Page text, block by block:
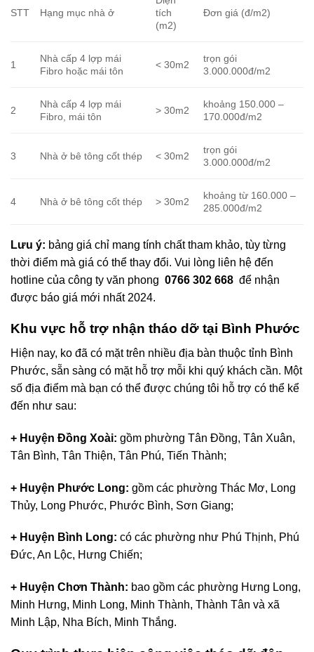
STT Hạng mục nhà ở
Diện
tích
(m2)
Đơn giá (đ/m2)
1
Nhà cấp 4 lợp mái
Fibro hoặc mái tôn
< 30m2
trọn gói
3.000.000đ/m2
2
Nhà cấp 4 lợp mái
Fibro, mái tôn
> 30m2
khoảng 150.000 –
170.000đ/m2
3 Nhà ở bê tông cốt thép < 30m2
trọn gói
3.000.000đ/m2
4 Nhà ở bê tông cốt thép > 30m2
khoảng từ 160.000 –
285.000đ/m2
Lưu ý: bảng giá chỉ mang tính chất tham khảo, tùy từng
thời điểm mà giá có thể thay đổi. Vui lòng liên hệ đến
hotline của công ty văn phong 0766 302 668 để nhận
được báo giá mới nhất 2024.
Khu vực hỗ trợ nhận tháo dỡ tại Bình Phước
Hiện nay, ko đã có mặt trên nhiều địa bàn thuộc tỉnh Bình
Phước, sẵn sàng có mặt hỗ trợ mỗi khi quý khách cần. Một
số địa điểm mà bạn có thể được chúng tôi hỗ trợ có thể kể
đến như sau:
+ Huyện Đồng Xoài: gồm phường Tân Đồng, Tân Xuân,
Tân Bình, Tân Thiện, Tân Phú, Tiến Thành;
+ Huyện Phước Long: gồm các phường Thác Mơ, Long
Thủy, Long Phước, Phước Bình, Sơn Giang;
+ Huyện Bình Long: có các phường như Phú Thịnh, Phú
Đức, An Lộc, Hưng Chiến;
+ Huyện Chơn Thành: bao gồm các phường Hưng Long,
Minh Hưng, Minh Long, Minh Thành, Thành Tân và xã
Minh Lập, Nha Bích, Minh Thắng.